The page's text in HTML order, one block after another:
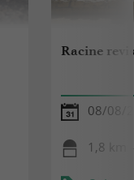
Racine
08/08/
1,8 km